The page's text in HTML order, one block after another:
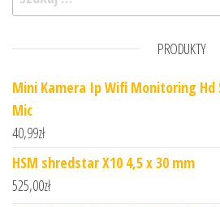
PRODUKTY
Mini Kamera Ip Wifi Monitoring Hd
Mic
40,99zł
HSM shredstar X10 4,5 x 30 mm
525,00zł